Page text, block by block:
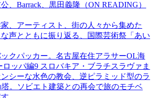
、Barrack、黒田義隆（ON READING）
、アーティスト、街の人々から集めた
声とともに振り返る、国際芸術祭「あい
クパッカー。名古屋在住アラサーOL海
ッパ編9 スロバキア・ブラチスラヴァま
シーな水色の教会、逆ピラミッド型のラ
。ソビエト建築との再会で旅のモチベ